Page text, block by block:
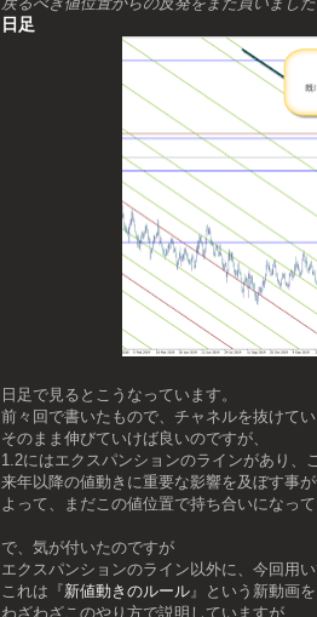
日足
日足で見るとこうなっています。
前々回で書いたもので、チャネルを抜けて
そのまま伸びていけば良いのですが、
1.2にはエクスパンションのラインがあり、
来年以降の値動きに重要な影響を及ぼす事が
よって、まだこの値位置で持ち合いになって
で、気が付いたのですが
エクスパンションのライン以外に、今回用
これは『新値動きのルール』という新動画
わざわざこのやり方で説明していますが、